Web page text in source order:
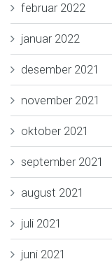
februar 2022
januar 2022
desember 2021
november 2021
oktober 2021
september 2021
august 2021
juli 2021
juni 2021